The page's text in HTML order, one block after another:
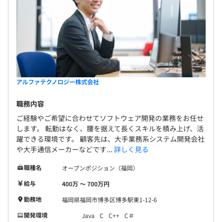
アルファテクノロジー株式会社
職務内容
ご経験やご希望に合わせてソフトウェア開発の業務をお任せ
します。 転勤はなく、腰を据えて長くスキルを積み上げ、活
躍できる環境です。 顧客先は、大手業務系システム開発会社
や大手通信メーカーなどです... 詳しく見る
職種名
オープンポジション（福岡）
給与
400万 〜 700万円
勤務地
福岡県福岡市博多区博多駅東1-12-6
開発環境
Java C C++ C＃